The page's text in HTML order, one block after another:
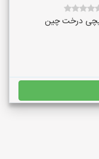
درخت چین